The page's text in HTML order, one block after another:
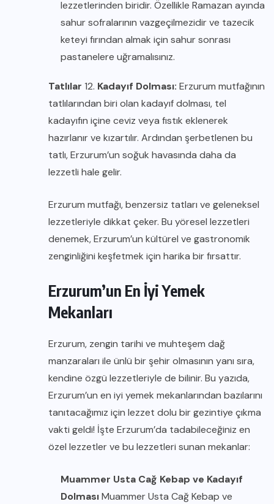
lezzetlerinden biridir. Özellikle Ramazan ayında
sahur sofralarının vazgeçilmezidir ve tazecik
keteyi fırından almak için sahur sonrası
pastanelere uğramalısınız.
Tatlılar 12. Kadayıf Dolması: Erzurum mutfağının
tatlılarından biri olan kadayıf dolması, tel
kadayıfın içine ceviz veya fıstık eklenerek
hazırlanır ve kızartılır. Ardından şerbetlenen bu
tatlı, Erzurum’un soğuk havasında daha da
lezzetli hale gelir.
Erzurum mutfağı, benzersiz tatları ve geleneksel
lezzetleriyle dikkat çeker. Bu yöresel lezzetleri
denemek, Erzurum’un kültürel ve gastronomik
zenginliğini keşfetmek için harika bir fırsattır.
Erzurum’un En İyi Yemek
Mekanları
Erzurum, zengin tarihi ve muhteşem dağ
manzaraları ile ünlü bir şehir olmasının yanı sıra,
kendine özgü lezzetleriyle de bilinir. Bu yazıda,
Erzurum’un en iyi yemek mekanlarından bazılarını
tanıtacağımız için lezzet dolu bir gezintiye çıkma
vakti geldi! İşte Erzurum’da tadabileceğiniz en
özel lezzetler ve bu lezzetleri sunan mekanlar:
Muammer Usta Cağ Kebap ve Kadayıf
DolmasıMuammer Usta Cağ Kebap ve